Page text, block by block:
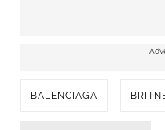
BALENCIAGA